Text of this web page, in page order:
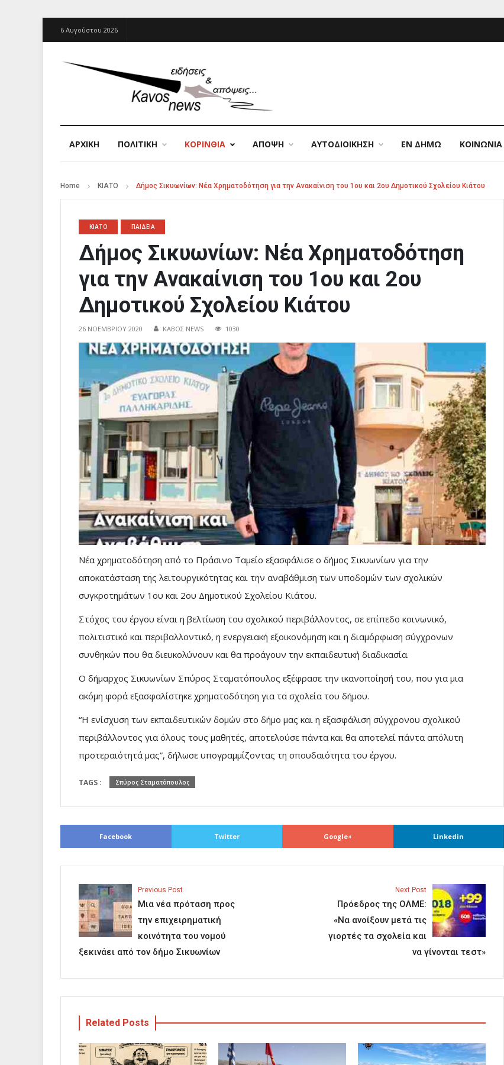
6 Αυγούστου 2026
ΑΡΧΙΚΉ ΠΟΛΙΤΙΚΗ ΚΟΡΙΝΘΙΑ ΑΠΟΨΗ ΑΥΤΟΔΙΟΙΚΗΣΗ ΕΝ ΔΗΜΩ ΚΟΙΝΩΝΙΑ
Home ΚΙΑΤΟ Δήμος Σικυωνίων: Νέα Χρηματοδότηση για την Ανακαίνιση του 1ου και 2ου Δημοτικού Σχολείου Κιάτου
ΚΙΑΤΟ ΠΑΙΔΕΙΑ
Δήμος Σικυωνίων: Νέα Χρηματοδότηση
για την Ανακαίνιση του 1ου και 2ου
Δημοτικού Σχολείου Κιάτου
26 ΝΟΕΜΒΡΊΟΥ 2020 ΚΑΒΟΣ NEWS 1030
Νέα χρηματοδότηση από το Πράσινο Ταμείο εξασφάλισε ο δήμος Σικυωνίων για την
αποκατάσταση της λειτουργικότητας και την αναβάθμιση των υποδομών των σχολικών
συγκροτημάτων 1ου και 2ου Δημοτικού Σχολείου Κιάτου.
Στόχος του έργου είναι η βελτίωση του σχολικού περιβάλλοντος, σε επίπεδο κοινωνικό,
πολιτιστικό και περιβαλλοντικό, η ενεργειακή εξοικονόμηση και η διαμόρφωση σύγχρονων
συνθηκών που θα διευκολύνουν και θα προάγουν την εκπαιδευτική διαδικασία.
Ο δήμαρχος Σικυωνίων Σπύρος Σταματόπουλος εξέφρασε την ικανοποίησή του, που για μια
ακόμη φορά εξασφαλίστηκε χρηματοδότηση για τα σχολεία του δήμου.
“Η ενίσχυση των εκπαιδευτικών δομών στο δήμο μας και η εξασφάλιση σύγχρονου σχολικού
περιβάλλοντος για όλους τους μαθητές, αποτελούσε πάντα και θα αποτελεί πάντα απόλυτη
προτεραιότητά μας”, δήλωσε υπογραμμίζοντας τη σπουδαιότητα του έργου.
TAGS : Σπύρος Σταματόπουλος
Facebook Twitter Google+ Linkedin
Previous Post
Μια νέα πρόταση προς
την επιχειρηματική
κοινότητα του νομού
ξεκινάει από τον δήμο Σικυωνίων
Next Post
Πρόεδρος της ΟΛΜΕ:
«Να ανοίξουν μετά τις
γιορτές τα σχολεία και
να γίνονται τεστ»
Related Posts